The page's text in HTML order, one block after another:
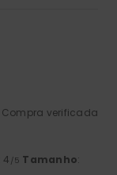
Compra verificada
: 4 /5 Tamanho: